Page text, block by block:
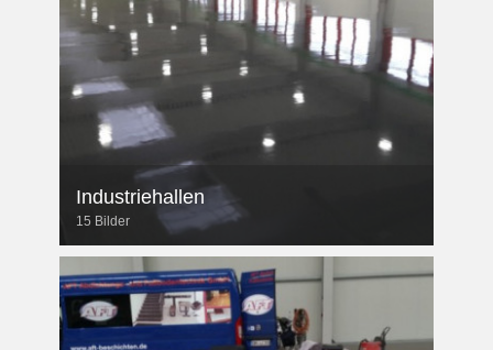
Industriehallen
15 Bilder